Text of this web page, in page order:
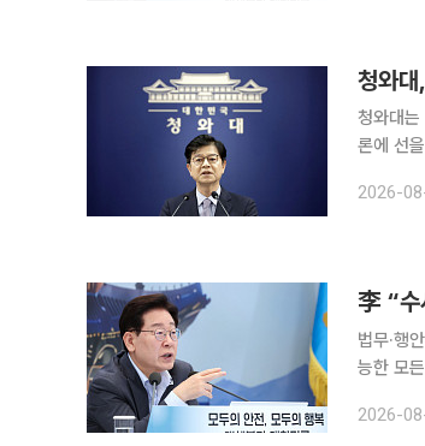
청와
청와대
론에 선
의 인터
2026-
李 “수
법무·행
능한 모
는 현실
2026-